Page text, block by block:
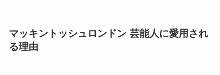
マッキントッシュロンドン 芸能人に愛用され
る理由